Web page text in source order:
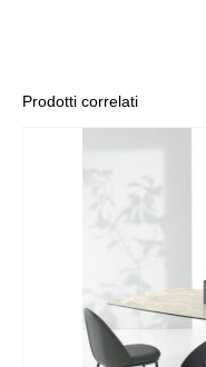
Prodotti correlati